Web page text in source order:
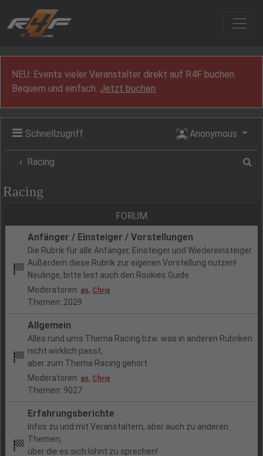
NEU: Events vieler Veranstalter direkt auf R4F buchen.
Bequem und einfach. Jetzt buchen
Schnellzugriff Anonymous
Racing
Racing
FORUM
Anfänger / Einsteiger / Vorstellungen
Die Rubrik für alle Anfänger, Einsteiger und Wiedereinsteiger.
Außerdem diese Rubrik zur eigenen Vorstellung nutzen!
Neulinge, bitte lest auch den Rookies Guide.
Moderatoren: as, Chris
Themen: 2029
Allgemein
Alles rund ums Thema Racing bzw. was in anderen Rubriken
nicht wirklich passt,
aber zum Thema Racing gehört.
Moderatoren: as, Chris
Themen: 9027
Erfahrungsberichte
Infos zu und mit Veranstaltern, aber auch zu anderen
Themen,
über die es sich lohnt zu sprechen!